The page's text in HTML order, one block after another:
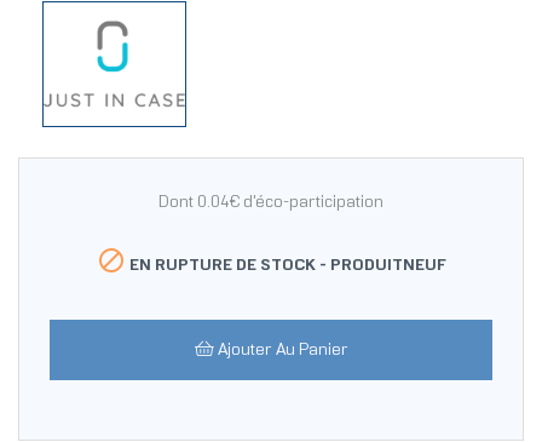
Dont 0.04€ d'éco-participation
 EN RUPTURE DE STOCK - PRODUITNEUF
Ajouter Au Panier